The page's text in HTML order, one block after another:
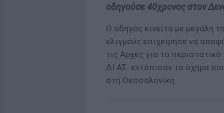
οδηγούσε 40χρονος στον
Ο οδηγός κινείτο με μεγάλη
ελιγμούς επιχείρησε να
τις Αρχές για το
ΔΙ.ΑΣ. εντόπισαν το όχημα
στη Θεσσαλονίκη.